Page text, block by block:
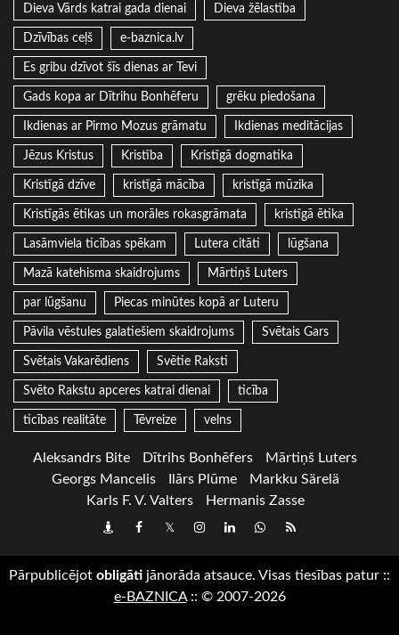
Dieva Vārds katrai gada dienai Dieva žēlastība
Dzīvības ceļš e-baznica.lv
Es gribu dzīvot šīs dienas ar Tevi
Gads kopa ar Dītrihu Bonhēferu grēku piedošana
Ikdienas ar Pirmo Mozus grāmatu Ikdienas meditācijas
Jēzus Kristus Kristība Kristīgā dogmatika
Kristīgā dzīve kristīgā mācība kristīgā mūzika
Kristīgās ētikas un morāles rokasgrāmata kristīgā ētika
Lasāmviela ticības spēkam Lutera citāti lūgšana
Mazā katehisma skaidrojums Mārtiņš Luters
par lūgšanu Piecas minūtes kopā ar Luteru
Pāvila vēstules galatiešiem skaidrojums Svētais Gars
Svētais Vakarēdiens Svētie Raksti
Svēto Rakstu apceres katrai dienai ticība
ticības realitāte Tēvreize velns
Aleksandrs Bite Dītrihs Bonhēfers
Mārtiņš Luters
Georgs Mancelis
Ilārs Plūme
Markku Särelä
Karls F. V. Valters
Hermanis Zasse
DraugiemFacebook
TwitterInstagram
LinkedInwhatsapp
RSS
Pārpublicējot obligāti jānorāda atsauce. Visas tiesības patur ::
e-BAZNICA:: © 2007-2026